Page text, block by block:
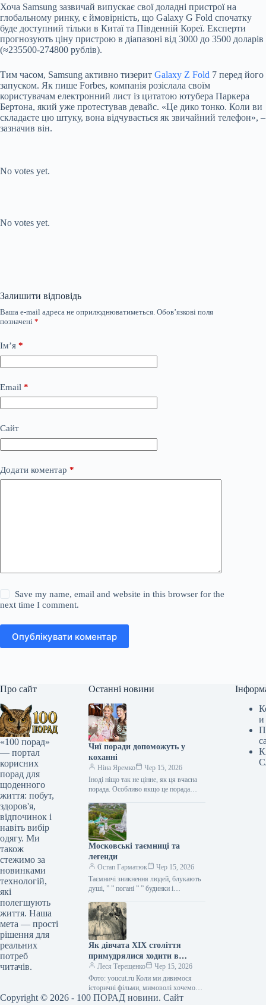
Хоча Samsung зазвичай випускає свої доладні пристрої на
глобальному ринку, є ймовірність, що Galaxy G Fold спочатку
буде доступний тільки в Китаї та Південній Кореї. Експерти
прогнозують ціну пристрою в діапазоні від 3000 до 3500 доларів
(≈235500-274800 рублів).
Тим часом, Samsung активно тизерит Galaxy Z Fold 7 перед його
запуском. Як пише Forbes, компанія розіслала своїм
користувачам електронний лист із цитатою ютубера Паркера
Бертона, який уже протестував девайс. «Це дико тонко. Коли ви
складаєте цю штуку, вона відчувається як звичайний телефон», –
зазначив він.
No votes yet.
No votes yet.
Залишити відповідь
Ваша e-mail адреса не оприлюднюватиметься. Обов’язкові поля
позначені *
Ім’я *
Email *
Сайт
Додати коментар *
Save my name, email and website in this browser for the
next time I comment.
Опублікувати коментар
Про сайт
«100 порад»
— портал
корисних
порад для
щоденного
життя: побут,
здоров'я,
відпочинок і
навіть вибір
одягу. Ми
також
стежимо за
новинками
технологій,
які
полегшують
життя. Наша
мета — прості
рішення для
реальних
потреб
читачів.
Останні новини
Чиї поради допоможуть у
коханні
Ніна Яремко
Чер 15, 2026
Іноді ніщо так не цінне, як ця вчасна
порада. Особливо якщо це порада
косметолога, тренера, стиліста…
Московські таємниці та
легенди
Остап Гарматюк
Чер 15, 2026
Таємничі зникнення людей, блукають
душі, ” ” погані ” ” будинки і
Щоб…
Як дівчата XIX століття
примудрялися ходити в
туалет у спідницях
крінолінових без сторонньої
допомоги
Леся Терещенко
Чер 15, 2026
Фото: youcut.ru Коли ми дивимося
історичні фільми, мимоволі хочемо
опинитися там: світські бесіди,
и
Copyright © 2026 - 100 ПОРАД новини. Сайт